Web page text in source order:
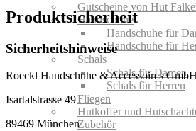
Gutscheine von Hut
Handschuhe
Handschuhe für
Handschuhe für
Schals
Schals für Damen
Schals für Herren
Fliegen
Hutkoffer und
Zubehör
Produktsicherheit
Sicherheitshinweise
Roeckl Handschuhe & Accessoires
Isartalstrasse 49
89469 München